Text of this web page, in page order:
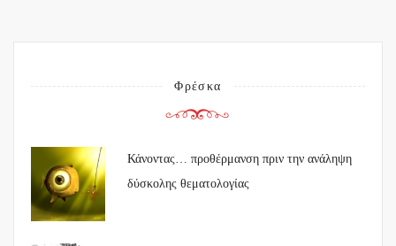
Φρέσκα
Κάνοντας… προθέρμανση πριν την ανάληψη
δύσκολης θεματολογίας